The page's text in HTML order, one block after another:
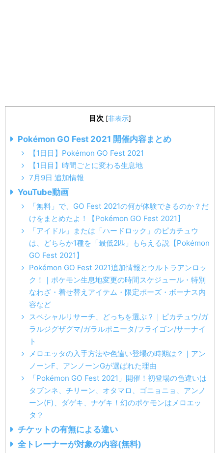
※2021年7月9日（金）公開
スペシャルリサーチ、どっちを選ぶ？｜ピカチ
ュウ/ガラルジグザグマ/ガラルポニータ/フライ
ゴン/サーナイト
※2021年6月24日（木）公開
メロエッタの入手方法や色違い登場の時期は？
｜アンノーンF、アンノーンGが選ばれた理由
目次 [非表示]
Pokémon GO Fest 2021 開催内容まとめ
【1日目】Pokémon GO Fest 2021
【1日目】時間ごとに変わる生息地
7月9日 追加情報
YouTube動画
「無料」で、GO Fest 2021の何が体験できるのか？だ
けをまとめたよ！【Pokémon GO Fest 2021】
「アイドル」または「ハードロック」のピカチュウ
は、どちらか1種を「最低2匹」もらえる説【Pokémon
GO Fest 2021】
Pokémon GO Fest 2021追加情報とウルトラアンロッ
ク！｜ポケモン生息地変更の時間スケジュール・特別
なわざ・着せ替えアイテム・限定ポーズ・ボーナス内
容など
スペシャルリサーチ、どっちを選ぶ？｜ピカチュウ/ガ
ラルジグザグマ/ガラルポニータ/フライゴン/サーナイ
ト
メロエッタの入手方法や色違い登場の時期は？｜アン
ノーンF、アンノーンGが選ばれた理由
「Pokémon GO Fest 2021」開催！初登場の色違いは
タブンネ、チリーン、オタマロ、ゴニョニョ、アンノ
ーン(F)、ダゲキ、ナゲキ！幻のポケモンはメロエッ
タ？
チケットの有無による違い
全トレーナーが対象の内容(無料)